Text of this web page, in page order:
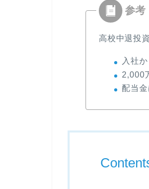
高校中退投
入社
2,000
配当